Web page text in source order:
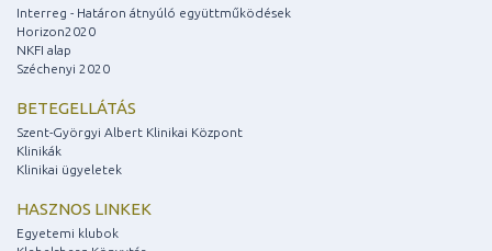
Interreg - Határon átnyúló együttműködések
Horizon2020
NKFI alap
Széchenyi 2020
BETEGELLÁTÁS
Szent-Györgyi Albert Klinikai Központ
Klinikák
Klinikai ügyeletek
HASZNOS LINKEK
Egyetemi klubok